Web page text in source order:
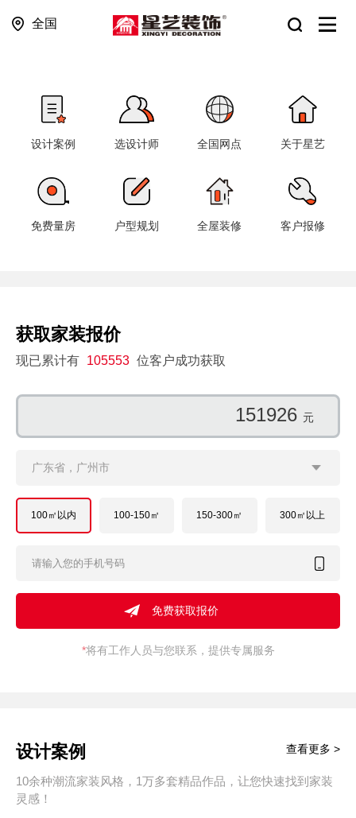
全国
设计案例 选设计师 全国网点 关于星艺
免费量房 户型规划 全屋装修 客户报修
获取家装报价
现已累计有 105553 位客户成功获取
150654 元
广东省，广州市
100㎡以内 100-150㎡ 150-300㎡ 300㎡以上
*将有工作人员与您联系，提供专属服务
设计案例
10余种潮流家装风格，1万多套精品作品，让您快速找到家装
灵感！
查看更多 >